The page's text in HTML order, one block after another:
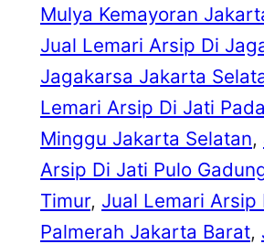
Mulya Kemayoran
Jual Lemari Arsip Di
Jagakarsa Jakarta
Lemari Arsip Di Jati
Minggu Jakarta Selatan,
Arsip Di Jati Pulo
Timur, Jual Lemari Arsip
Palmerah Jakarta Barat,